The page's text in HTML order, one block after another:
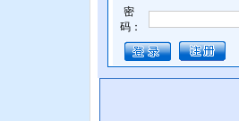
密
码：